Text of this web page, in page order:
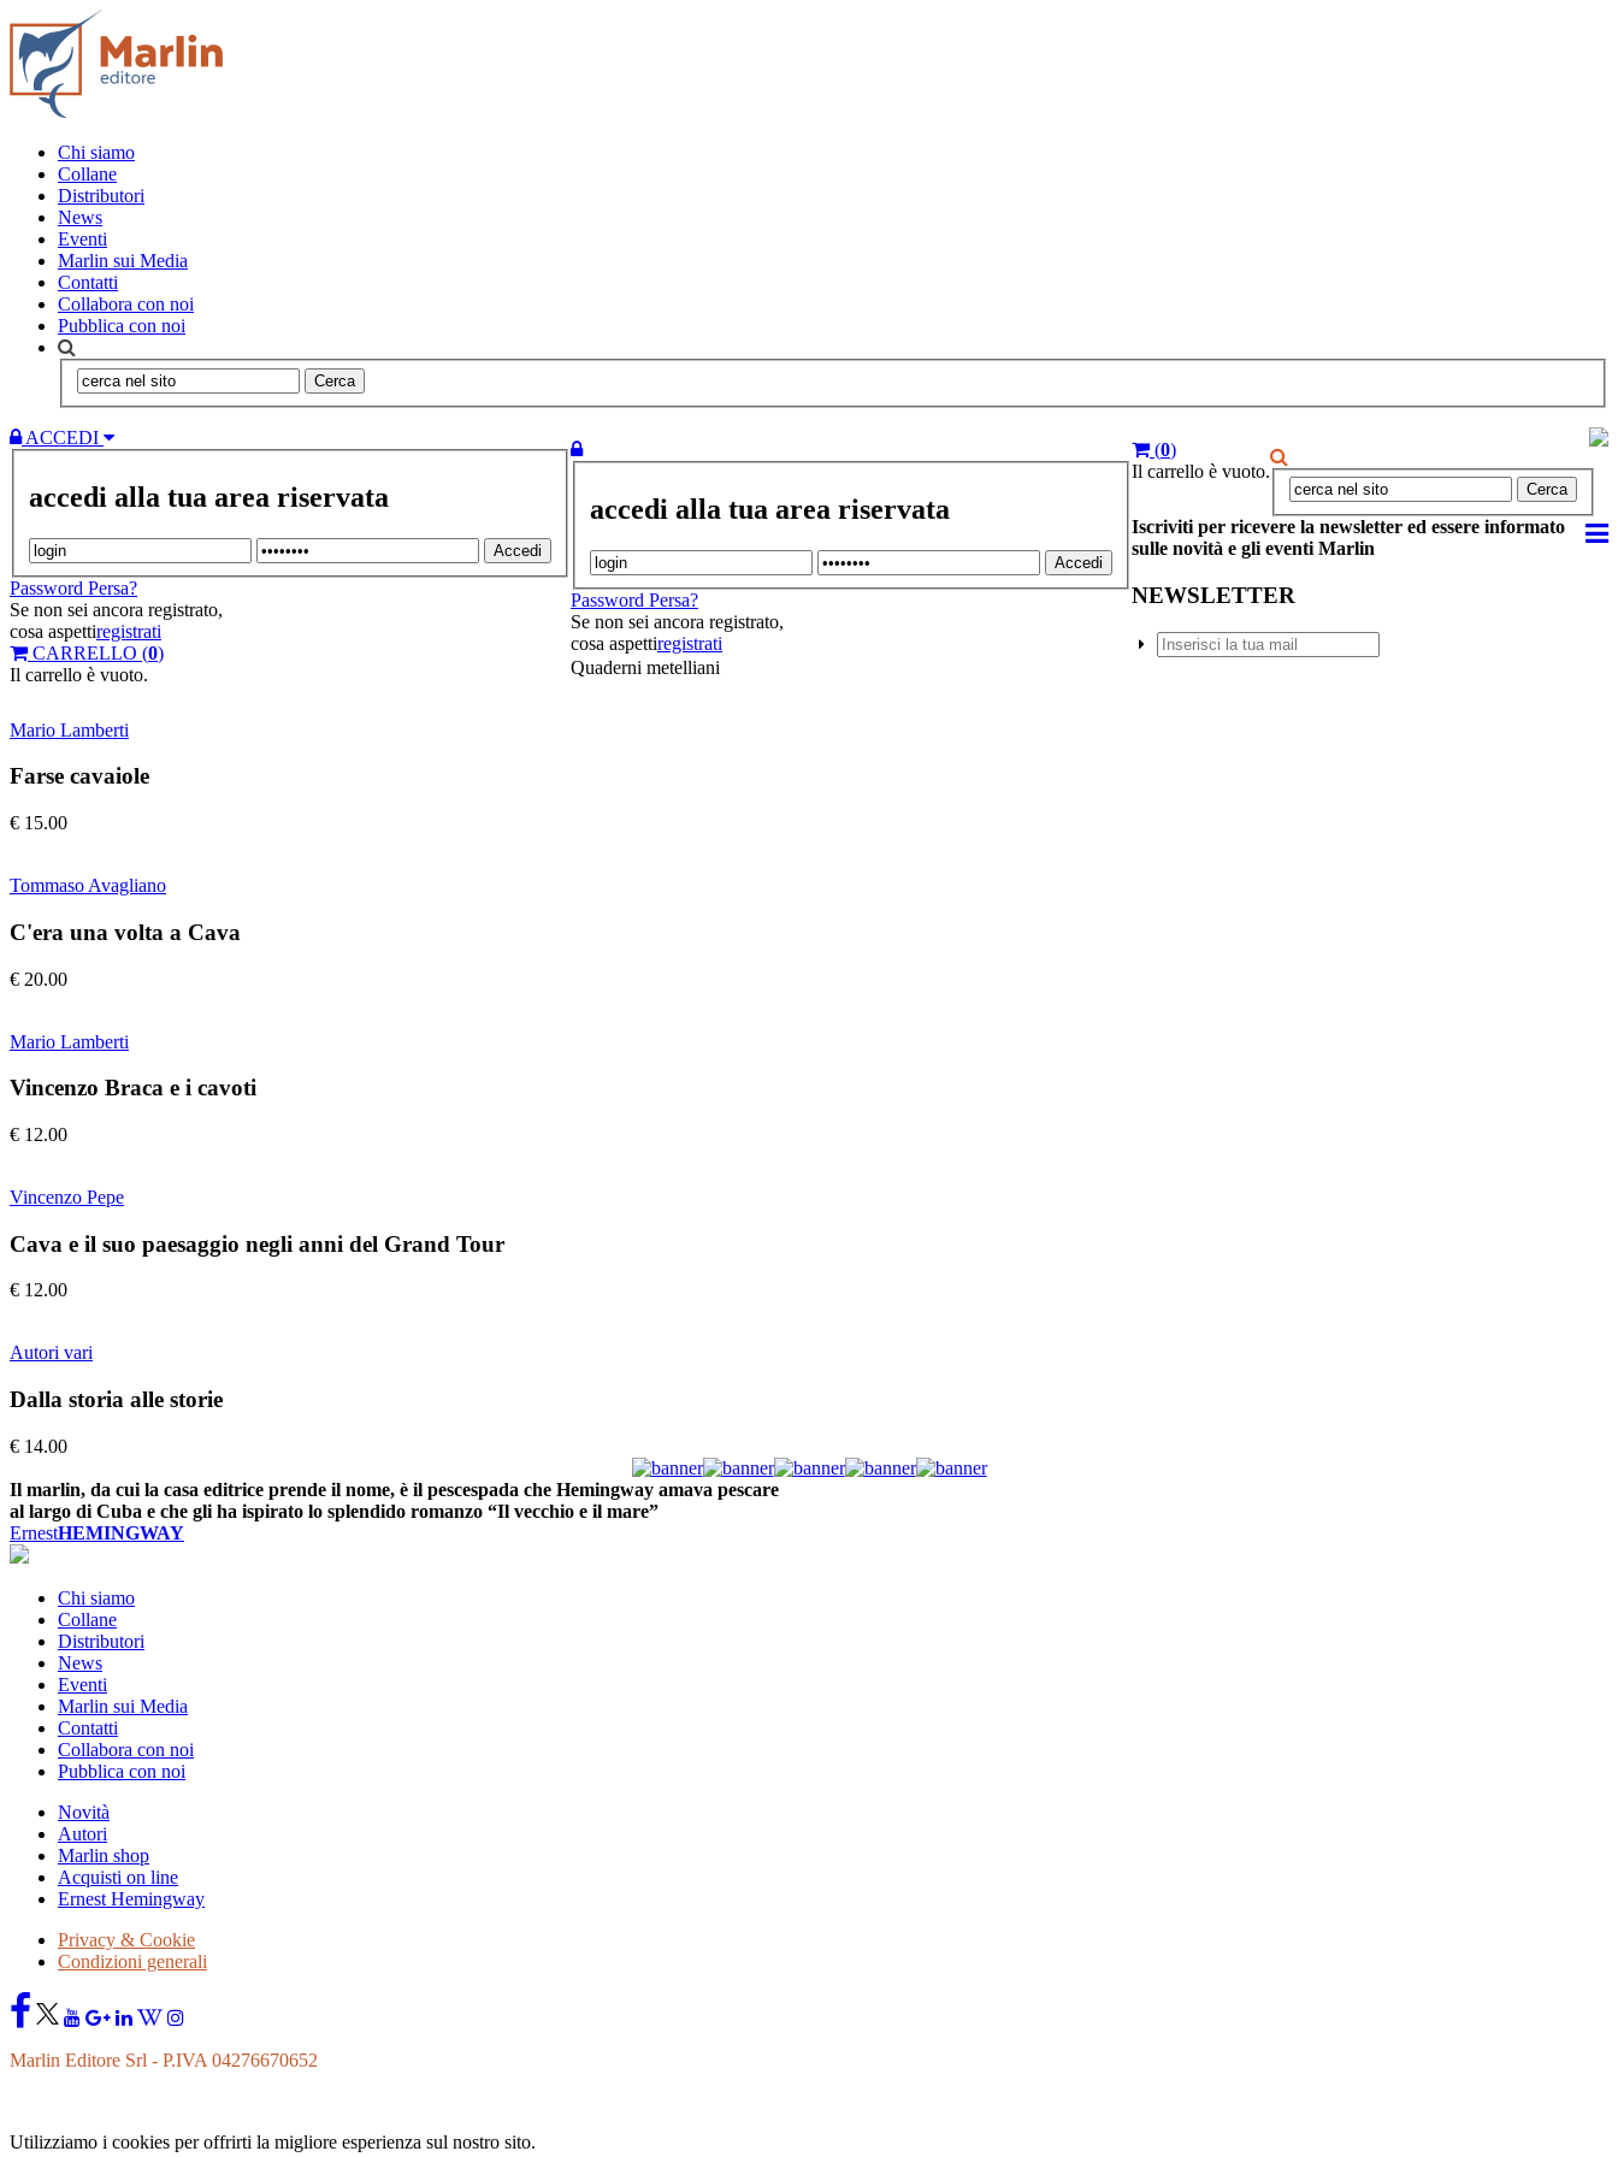
Chi siamo
Collane
Distributori
News
Eventi
Marlin sui Media
Contatti
Collabora con noi
Pubblica con noi
Cerca
ACCEDI
accedi alla tua area riservata
Accedi
Password Persa?
Se non sei ancora registrato,
cosa aspettiregistrati
CARRELLO (0)
Il carrello è vuoto.
accedi alla tua area riservata
Accedi
Password Persa?
Se non sei ancora registrato,
cosa aspettiregistrati
(0)
Il carrello è vuoto.
Cerca
Iscriviti per ricevere la newsletter ed essere informato
sulle novità e gli eventi Marlin
NEWSLETTER
Quaderni metelliani
Mario Lamberti
Farse cavaiole
€ 15.00
Tommaso Avagliano
C'era una volta a Cava
€ 20.00
Mario Lamberti
Vincenzo Braca e i cavoti
€ 12.00
Vincenzo Pepe
Cava e il suo paesaggio negli anni del Grand Tour
€ 12.00
Autori vari
Dalla storia alle storie
€ 14.00
Il marlin, da cui la casa editrice prende il nome, è il pescespada che Hemingway amava pescare
al largo di Cuba e che gli ha ispirato lo splendido romanzo “Il vecchio e il mare”
ErnestHEMINGWAY
Chi siamo
Collane
Distributori
News
Eventi
Marlin sui Media
Contatti
Collabora con noi
Pubblica con noi
Novità
Autori
Marlin shop
Acquisti on line
Ernest Hemingway
Privacy & Cookie
Condizioni generali
Marlin Editore Srl - P.IVA 04276670652
Utilizziamo i cookies per offrirti la migliore esperienza sul nostro sito.